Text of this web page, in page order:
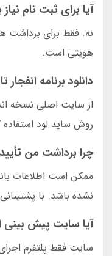
آیا برای ثبت نام
هویتی است.
دانلود برنامه
روش ساید لود استفاده
چرا برداشت من
ممکن است اطلاعات
نشده باشد. با
آیا سایت پیش بینی
سایت فقط پلتفرم